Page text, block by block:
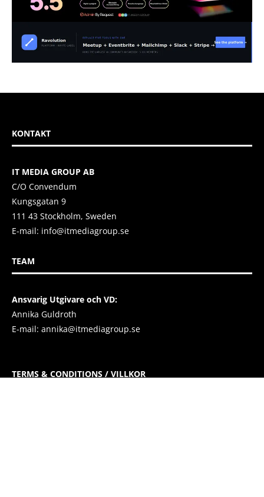
KONTAKT
IT MEDIA GROUP AB
C/O Convendum
Kungsgatan 9
111 43 Stockholm, Sweden
E-mail: info@itmediagroup.se
TEAM
Ansvarig Utgivare och VD:
Annika Guldroth
E-mail: annika@itmediagroup.se
TERMS & CONDITIONS / VILLKOR